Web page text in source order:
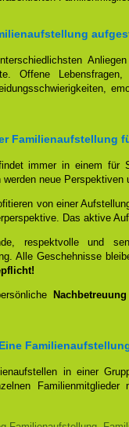
Offene
Familienaufstellung
immer in einem für
werden neue Perspektiven
von einer
Das aktive
respektvolle und
Alle Geschehnisse
Nachbetreuung
in einer